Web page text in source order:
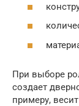
При выборе
создает
примеру,